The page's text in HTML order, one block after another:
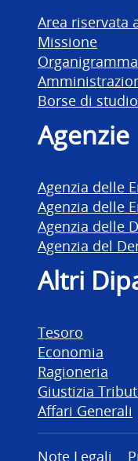
Area riservata
Missione
Organigramma
Borse di
Agenzie
Agenzia delle
Agenzia delle
Agenzia delle
Agenzia del
Altri
Tesoro
Economia
Ragioneria
Giustizia
Affari Generali
Note Legali